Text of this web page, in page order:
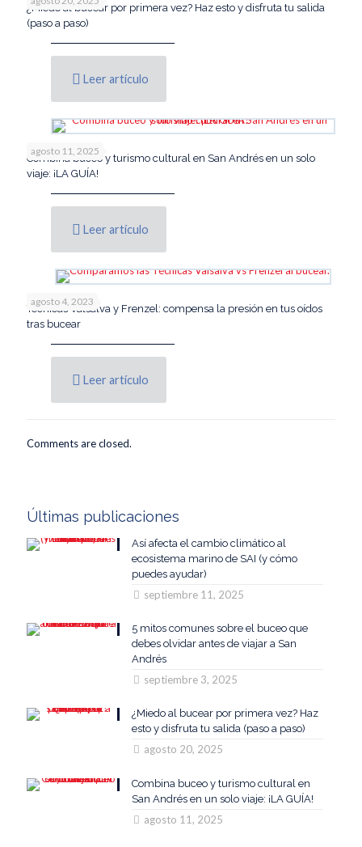
¿Miedo al bucear por primera vez? Haz esto y disfruta tu salida
(paso a paso)
Leer artículo
agosto 11, 2025
Combina buceo y turismo cultural en San Andrés en un solo
viaje: ¡LA GUÍA!
Leer artículo
agosto 4, 2023
Técnicas Valsalva y Frenzel: compensa la presión en tus oídos
tras bucear
Leer artículo
Comments are closed.
Últimas publicaciones
Así afecta el cambio climático al
ecosistema marino de SAI (y cómo
puedes ayudar)
septiembre 11, 2025
5 mitos comunes sobre el buceo que
debes olvidar antes de viajar a San
Andrés
septiembre 3, 2025
¿Miedo al bucear por primera vez? Haz
esto y disfruta tu salida (paso a paso)
agosto 20, 2025
Combina buceo y turismo cultural en
San Andrés en un solo viaje: ¡LA GUÍA!
agosto 11, 2025